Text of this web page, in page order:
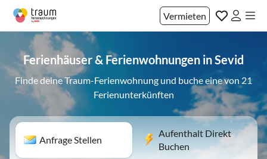
Vermieten
Ferienhäuser & Ferienwohnungen in Sevid
Finde deine Traum-Ferienwohnung und buche eine von 21
Ferienunterkünften
Anfrage Stellen
Aufenthalt Direkt
Buchen